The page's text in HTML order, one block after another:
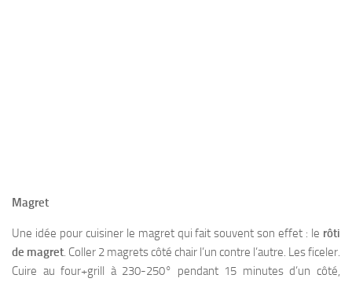
Magret
Une idée pour cuisiner le magret qui fait souvent son effet : le rôti
de magret. Coller 2 magrets côté chair l’un contre l’autre. Les ficeler.
Cuire au four+grill à 230-250° pendant 15 minutes d’un côté,